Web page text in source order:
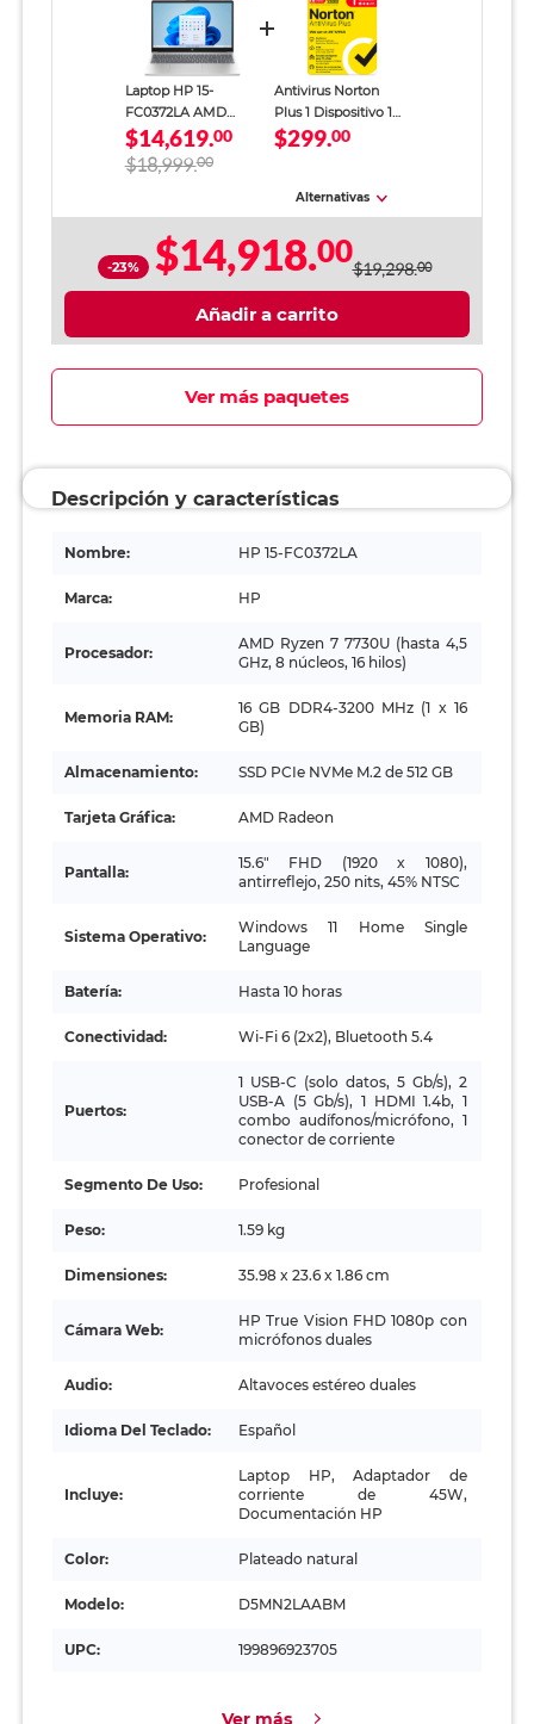
Laptop HP 15-
FC0372LA AMD
Ryzen 7 16GB RAM
512GB SSD 15.6
pulgadas FHD
$14,619.00
$18,999.00
Antivirus Norton
Plus 1 Dispositivo 1
Año
$299.00
Alternativas
-23% $14,918.00$19,298.00
Añadir a carrito
Ver más paquetes
Descripción y características
Nombre: HP 15-FC0372LA
Marca: HP
Procesador:
AMD Ryzen 7 7730U (hasta 4,5
GHz, 8 núcleos, 16 hilos)
Memoria RAM:
16 GB DDR4-3200 MHz (1 x 16
GB)
Almacenamiento: SSD PCIe NVMe M.2 de 512 GB
Tarjeta Gráfica: AMD Radeon
Pantalla:
15.6" FHD (1920 x 1080),
antirreflejo, 250 nits, 45% NTSC
Sistema Operativo:
Windows 11 Home Single
Language
Batería: Hasta 10 horas
Conectividad: Wi‑Fi 6 (2x2), Bluetooth 5.4
Puertos:
1 USB‑C (solo datos, 5 Gb/s), 2
USB‑A (5 Gb/s), 1 HDMI 1.4b, 1
combo audífonos/micrófono, 1
conector de corriente
Segmento De Uso: Profesional
Peso: 1.59 kg
Dimensiones: 35.98 x 23.6 x 1.86 cm
Cámara Web:
HP True Vision FHD 1080p con
micrófonos duales
Audio: Altavoces estéreo duales
Idioma Del Teclado: Español
Incluye:
Laptop HP, Adaptador de
corriente de 45W,
Documentación HP
Color: Plateado natural
Modelo: D5MN2LAABM
UPC: 199896923705
Ver más